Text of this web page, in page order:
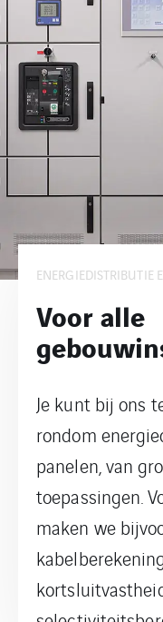
ENERGIEDISTRIBUTIE
Voor alle
Je kunt bij ons
rondom
panelen, van
toepassingen.
maken we